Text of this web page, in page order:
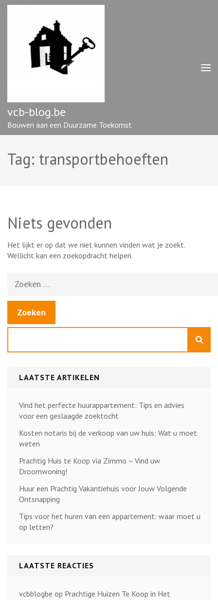
Ga
vcb-blog.be
Bouwen aan een Duurzame Toekomst
Tag: transportbehoeften
Niets gevonden
Het lijkt er op dat we niet kunnen vinden wat je zoekt.
Wellicht kan een zoekopdracht helpen.
naar:
LAATSTE ARTIKELEN
Vind het perfecte huurappartement: Tips en advies
voor een geslaagde zoektocht
Kosten notaris bij de verkoop van uw huis: Wat u moet
weten
Prachtig Huis te Koop via Zimmo – Vind uw
Droomwoning!
Huur een Prachtig Vakantiehuis voor Jouw Volgende
Ontsnapping
Tips voor het huren van een appartement: waar moet u
op letten?
LAATSTE REACTIES
vcbblogbe op Prachtige Huizen Te Koop in Het